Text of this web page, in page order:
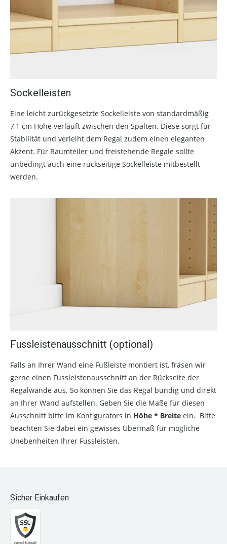
Sockelleisten
Eine leicht zurückgesetzte Sockelleiste von standardmäßig
7,1 cm Höhe verläuft zwischen den Spalten. Diese sorgt für
Stabilität und verleiht dem Regal zudem einen eleganten
Akzent. Für Raumteiler und freistehende Regale sollte
unbedingt auch eine rückseitige Sockelleiste mitbestellt
werden.
Fussleistenausschnitt (optional)
Falls an Ihrer Wand eine Fußleiste montiert ist, fräsen wir
gerne einen Fussleistenausschnitt an der Rückseite der
Regalwände aus. So können Sie das Regal bündig und direkt
an Ihrer Wand aufstellen. Geben Sie die Maße für diesen
Ausschnitt bitte im Konfigurators in Höhe * Breite ein. Bitte
beachten Sie dabei ein gewisses Übermaß für mögliche
Unebenheiten Ihrer Fussleisten.
Sicher Einkaufen